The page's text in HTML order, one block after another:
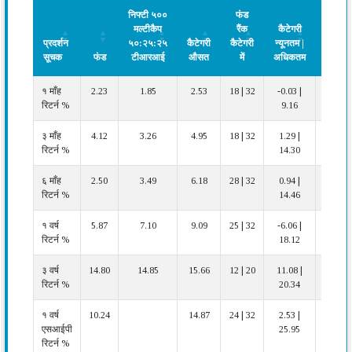
प्रदर्शन
सूचक
फंड
निफ्टी ५००
मल्टीकैप
५०:२५:२५
टीआरआई
कैटेगरी
औसत
फंड
रैंक
कैटेगरी
में
कैटेगरी
न्यूनतम |
अधिकतम
सूचक
मल्टीकैप
औसत
रैंक
न्यूनतम |
अधिकतम
१ माँह
रिटर्न %
2.23 1.85 2.53 18 | 32
-0.03 |
9.16
३ माँह
रिटर्न %
4.12 3.26 4.95 18 | 32
1.29 |
14.30
६ माँह
रिटर्न %
2.50 3.49 6.18 28 | 32
0.94 |
14.46
१ वर्ष
रिटर्न %
5.87 7.10 9.09 25 | 32
-6.06 |
18.12
३ वर्ष
रिटर्न %
14.80 14.85 15.66 12 | 20
11.08 |
20.34
१ वर्ष
एसआईपी
रिटर्न %
10.24 14.87 24 | 32
2.53 |
25.95